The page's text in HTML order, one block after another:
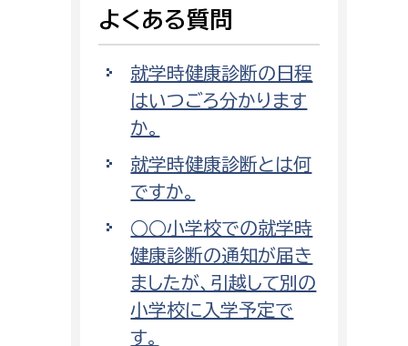
警防第2課
監査事務局
監査事務局
よくある質問
就学時健康診断の日程
はいつごろ分かります
か。
就学時健康診断とは何
ですか。
○○小学校での就学時
健康診断の通知が届き
ましたが、引越して別の
小学校に入学予定で
す。